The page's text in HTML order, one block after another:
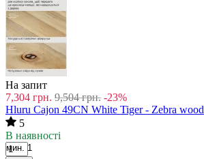
На запит
7,304 грн. 9,504 грн. -23%
Hluru Cajon 49CN White Tiger - Zebra wood
5
В наявності
мин. 1